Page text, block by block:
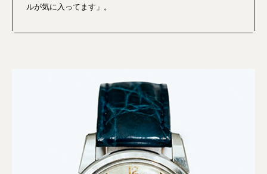
ルが気に入ってます」。